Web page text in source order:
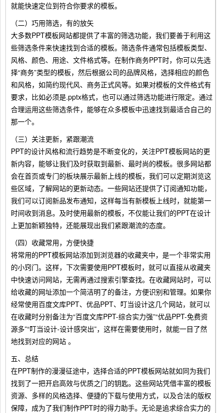
就能快速定位到符合你要求的模板。
（二）巧用筛选，有的放矢
大多数PPT模板网站都提供了丰富的筛选功能，我们要善于利用这
些筛选条件来快速找到合适的模板。筛选条件通常包括模板类型、
风格、颜色、用途、文件格式等。在制作商务PPT时，你可以先选
择“商务”类型的模板，然后根据公司的品牌风格，选择相应的颜色
和风格，如简约现代风、商务正式风等。如果对模板的文件格式有
要求，比如必须是.pptx格式，也可以通过筛选功能进行限定。通过
合理运用这些筛选条件，能够在众多模板中迅速找到最适合自己的
那一个。
（三）关注更新，紧跟潮流
PPT的设计风格和流行趋势是不断变化的，关注PPT模板网站的更
新内容，能够让我们及时获取到最新、最时尚的模板。很多网站都
会在首页或专门的板块展示最新上线的模板，我们可以定期浏览这
些区域，了解网站的更新动态。一些网站还提供了订阅通知功能，
我们可以订阅新品发布通知，这样每当有新模板上线时，就能第一
时间收到消息。及时使用最新的模板，不仅能让我们的PPT在设计
上更加新颖独特，还能展现出我们紧跟潮流的态度。
（四）收藏常用，方便快捷
将常用的PPT模板网站添加到浏览器的收藏夹中，是一个非常实用
的小窍门。这样，下次需要使用PPT模板时，就可以直接从收藏夹
中快速访问网站，无需再通过搜索引擎查找。在收藏网站时，可以
给收藏的网址添加一个简洁明了的备注，方便识别和管理。如果你
经常使用百度文库PPT、优品PPT、叮当设计这几个网站，就可以
在收藏时分别备注为“百度文库PPT-综合实力强”“优品PPT-免费资
源多”“叮当设计-设计感突出”，这样在需要使用时，就能一目了然
地找到对应的网站 。
五、总结
在PPT制作的漫漫征途中，选择合适的PPT模板网站就如同为我们
找到了一把开启高效与优质之门的钥匙。这些网站凭借丰富的模板
资源、多样的风格选择、便捷的下载与使用方式，以及合法的版权
保障，成为了我们制作PPT时的得力助手。无论是追求综合实力的